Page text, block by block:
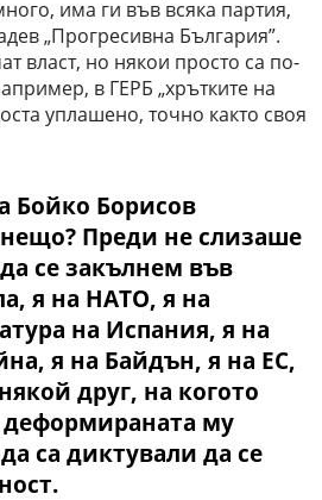
има ги във всяка партия,
„Прогресивна България”.
власт, но някои просто са по-
в ГЕРБ „хрътките на
уплашено, точно както своя
Бойко Борисов
Преди не слизаше
се закълнем във
я на НАТО, я на
на Испания, я на
я на Байдън, я на ЕС,
друг, на когото
му
са диктували да се